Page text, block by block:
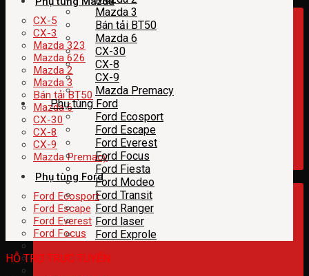
CX-5
CX-3
Mazda 323
Mazda 626
Mazda 2
Mazda 3
Bán tải BT50
Mazda 6
CX-30
CX-8
CX-9
Mazda Premacy
Phụ tùng Ford
Ford Ecosport
Ford Escape
Ford Everest
Ford Focus
Ford Modeo
Mazda 3
Bán tải BT50
Mazda 6
CX-30
CX-8
CX-9
Mazda Premacy
Phụ tùng Ford
Ford Ecosport
Ford Escape
Ford Everest
Ford Focus
Ford Fiesta
Ford Modeo
Ford Transit
Ford Ranger
Ford laser
Ford Exprole
HỖ TRỢ TRỰC TUYẾN